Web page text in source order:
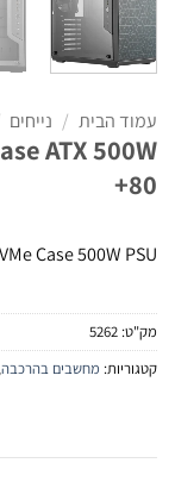
עמוד הבית / נייחים
ATX 500W
80+
Case 500W PSU
מק"ט: 5262
קטגוריות: מחשבים בהרכבה,